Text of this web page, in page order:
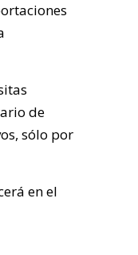
de
sólo por
en el